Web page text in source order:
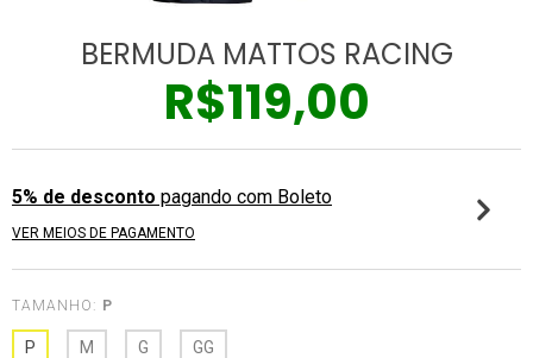
BERMUDA MATTOS RACING
R$119,00
5% de desconto pagando com Boleto
VER MEIOS DE PAGAMENTO
TAMANHO: P
P M G GG